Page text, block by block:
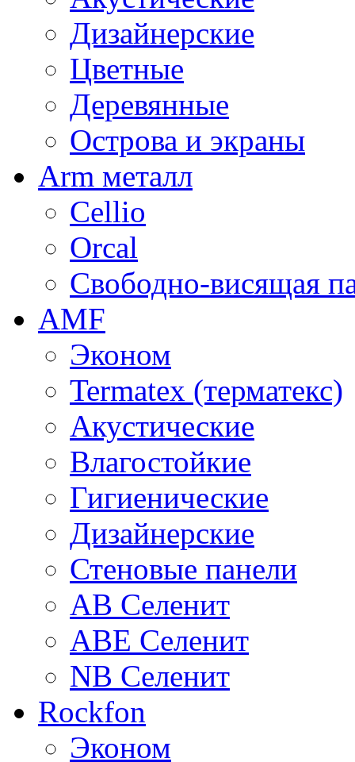
Дизайнерские
Цветные
Деревянные
Острова и экраны
Arm металл
Cellio
Orcal
Свободно-висящая
AMF
Эконом
Termatex (терматекс)
Акустические
Влагостойкие
Гигиенические
Дизайнерские
Стеновые панели
AB Селенит
ABE Селенит
NB Селенит
Rockfon
Эконом